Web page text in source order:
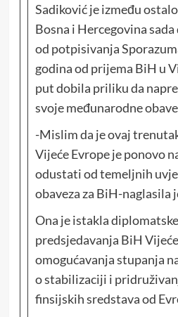
Sadiković je između
Bosna i Hercegovina
od potpisivanja
godina od prijema BiH u
put dobila priliku da
svoje međunarodne
-Mislim da je ovaj
Vijeće Evrope je ponovo
odustati od temeljnih
obaveza za BiH-naglasila
Ona je istakla
predsjedavanja BiH
omogućavanja stupanja
o stabilizaciji i
finsijskih sredstava od